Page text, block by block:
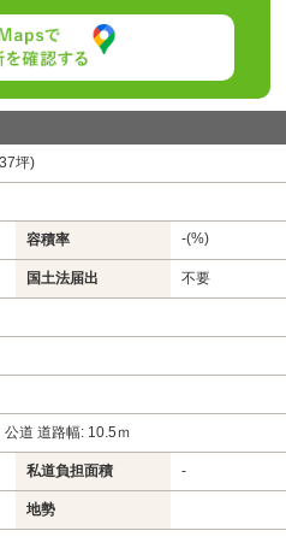
坪)
容積率 -(%)
国土法届出 不要
道 道路幅: 10.5ｍ
私道負担面積 -
地勢